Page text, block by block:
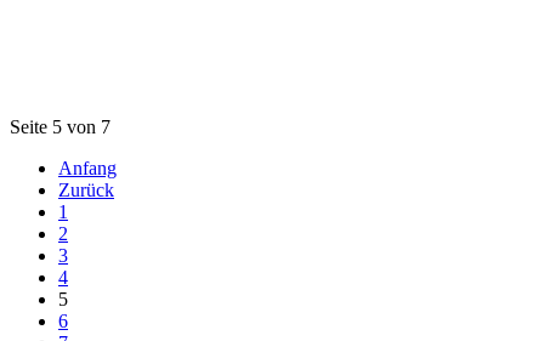
Seite 5 von 7
Anfang
Zurück
1
2
3
4
5
6